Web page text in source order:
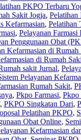
PKPO Terbaru
Sakit Jogja, Pelatihan
Kefarmasian, Pelatihan
, Pelayanan
Penggunaan Obat
Kefarmasian di Rumah
di Rumah
sakit Jurnal,
Pelayanan
Rumah Sakit,
, Pkpo Farmasi, Pkpo
, PKPO Singkatan Dari,
Pelatihan PKPO,
Obat Online,
Kefarmasian